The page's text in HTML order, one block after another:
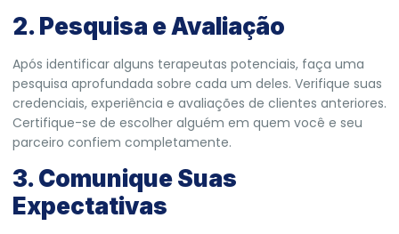
2. Pesquisa e Avaliação
Após identificar alguns terapeutas potenciais, faça uma
pesquisa aprofundada sobre cada um deles. Verifique suas
credenciais, experiência e avaliações de clientes anteriores.
Certifique-se de escolher alguém em quem você e seu
parceiro confiem completamente.
3. Comunique Suas
Expectativas